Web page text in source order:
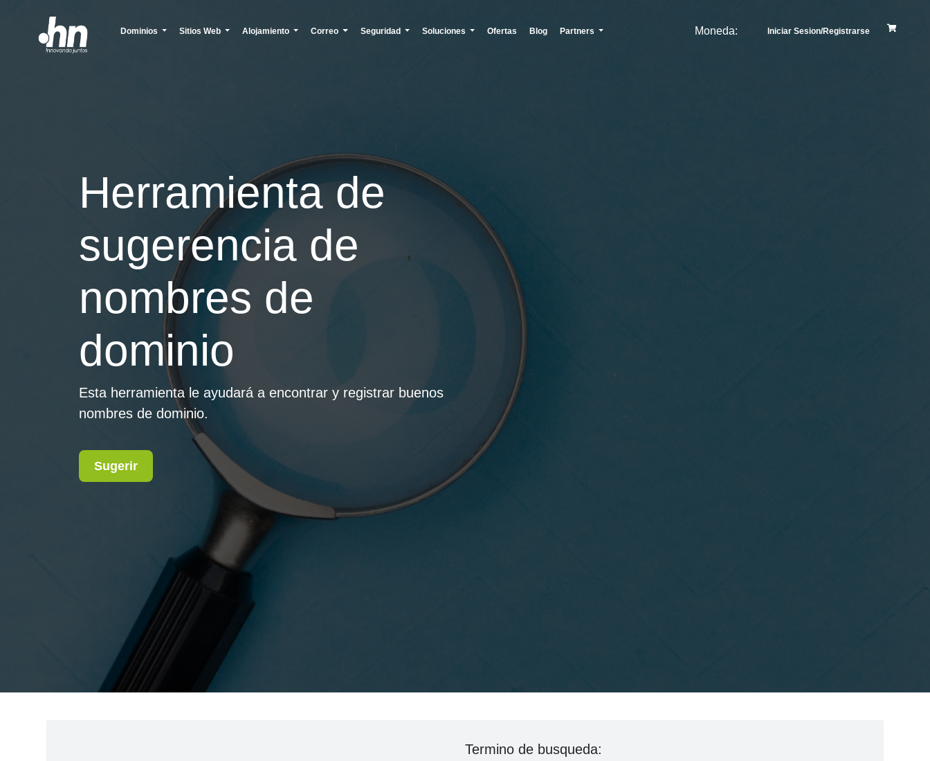
Dominios Sitios Web Alojamiento Correo Seguridad Soluciones Ofertas Blog Partners Moneda: Iniciar Sesion/Registrarse
Herramienta de
sugerencia de
nombres de
dominio
Esta herramienta le ayudará a encontrar y registrar buenos
nombres de dominio.
Sugerir
Termino de busqueda: